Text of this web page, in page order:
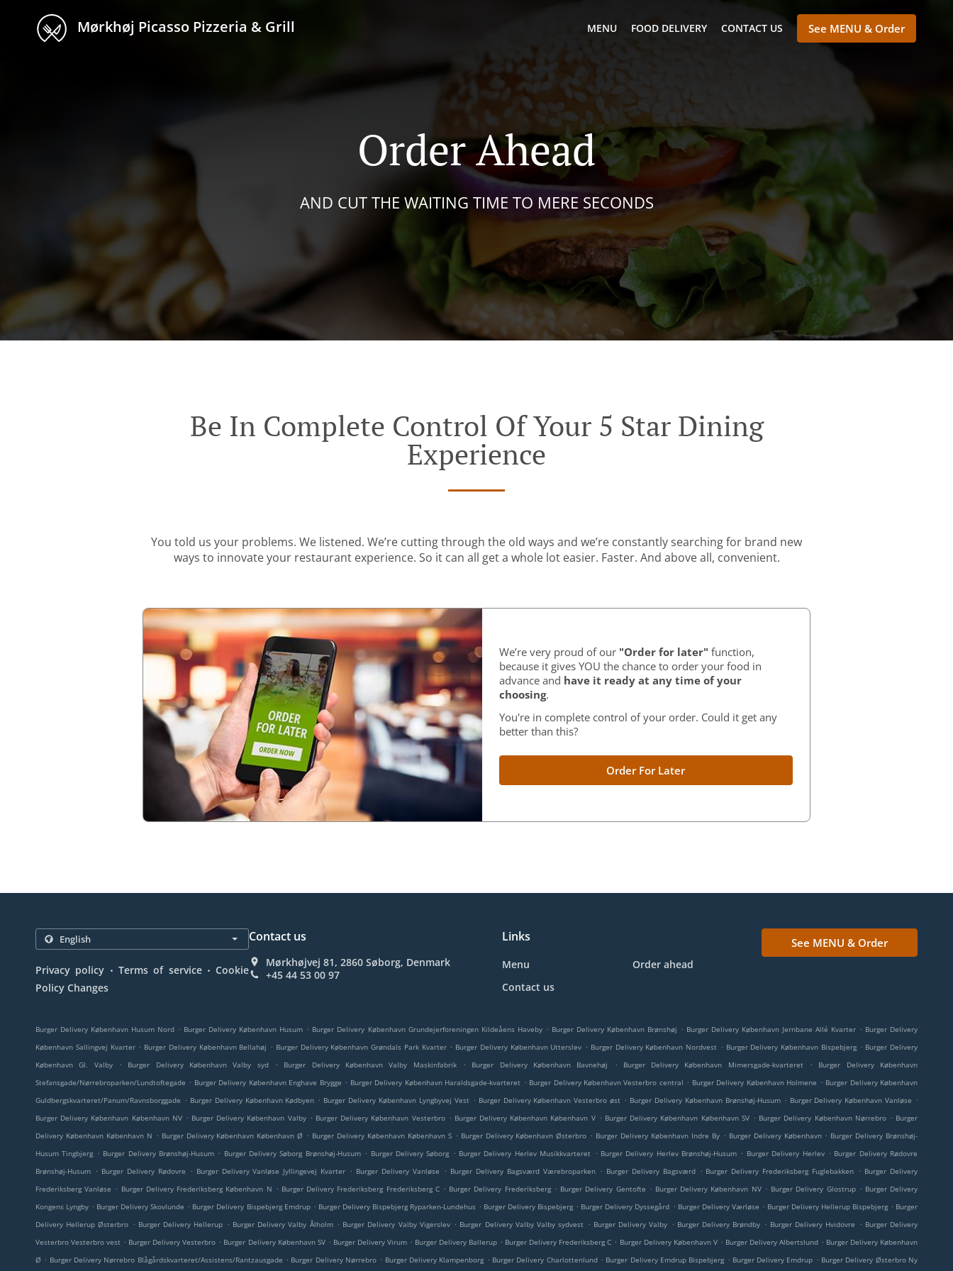
Mørkhøj Picasso Pizzeria & Grill MENU FOOD DELIVERY CONTACT US See MENU & Order
Order Ahead
AND CUT THE WAITING TIME TO MERE SECONDS
Be In Complete Control Of Your 5 Star Dining
Experience
You told us your problems. We listened. We’re cutting through the old ways and we’re constantly searching for brand new
ways to innovate your restaurant experience. So it can all get a whole lot easier. Faster. And above all, convenient.
We’re very proud of our "Order for later" function,
because it gives YOU the chance to order your food in
advance and have it ready at any time of your
choosing.
You're in complete control of your order. Could it get any
better than this?
Order For Later
Privacy policy . Terms of service . Cookie
Policy Changes
Contact us
Mørkhøjvej 81, 2860 Søborg, Denmark
+45 44 53 00 97
Links
Menu
Order ahead
Contact us
See MENU & Order
Burger Delivery København Husum Nord . Burger Delivery København Husum . Burger Delivery København Grundejerforeningen Kildeåens Haveby . Burger Delivery København Brønshøj . Burger Delivery København Jernbane Allé Kvarter . Burger Delivery
København Sallingvej Kvarter . Burger Delivery København Bellahøj . Burger Delivery København Grøndals Park Kvarter . Burger Delivery København Utterslev . Burger Delivery København Nordvest . Burger Delivery København Bispebjerg . Burger Delivery
København Gl. Valby
. Burger Delivery København Valby syd . Burger Delivery København Valby Maskinfabrik . Burger Delivery København Bavnehøj . Burger Delivery København Mimersgade-kvarteret .
Burger Delivery København
Stefansgade/Nørrebroparken/Lundtoftegade . Burger Delivery København Enghave Brygge . Burger Delivery København Haraldsgade-kvarteret . Burger Delivery København Vesterbro central . Burger Delivery København Holmene . Burger Delivery København
Guldbergskvarteret/Panum/Ravnsborggade . Burger Delivery København Kødbyen . Burger Delivery København Lyngbyvej Vest . Burger Delivery København Vesterbro øst . Burger Delivery København Brønshøj-Husum . Burger Delivery København Vanløse .
Burger Delivery København København NV . Burger Delivery København Valby . Burger Delivery København Vesterbro . Burger Delivery København København V . Burger Delivery København København SV . Burger Delivery København Nørrebro . Burger
Delivery København København N . Burger Delivery København København Ø . Burger Delivery København København S . Burger Delivery København Østerbro . Burger Delivery København Indre By . Burger Delivery København . Burger Delivery Brønshøj-
Husum Tingbjerg . Burger Delivery Brønshøj-Husum . Burger Delivery Søborg Brønshøj-Husum . Burger Delivery Søborg . Burger Delivery Herlev Musikkvarteret . Burger Delivery Herlev Brønshøj-Husum . Burger Delivery Herlev . Burger Delivery Rødovre
Brønshøj-Husum . Burger Delivery Rødovre . Burger Delivery Vanløse Jyllingevej Kvarter . Burger Delivery Vanløse . Burger Delivery Bagsværd Værebroparken . Burger Delivery Bagsværd . Burger Delivery Frederiksberg Fuglebakken . Burger Delivery
Frederiksberg Vanløse . Burger Delivery Frederiksberg København N . Burger Delivery Frederiksberg Frederiksberg C . Burger Delivery Frederiksberg . Burger Delivery Gentofte . Burger Delivery København NV . Burger Delivery Glostrup . Burger Delivery
Kongens Lyngby . Burger Delivery Skovlunde . Burger Delivery Bispebjerg Emdrup . Burger Delivery Bispebjerg Ryparken-Lundehus . Burger Delivery Bispebjerg . Burger Delivery Dyssegård . Burger Delivery Værløse . Burger Delivery Hellerup Bispebjerg . Burger
Delivery Hellerup Østerbro . Burger Delivery Hellerup . Burger Delivery Valby Ålholm . Burger Delivery Valby Vigerslev . Burger Delivery Valby Valby sydvest . Burger Delivery Valby . Burger Delivery Brøndby . Burger Delivery Hvidovre . Burger Delivery
Vesterbro Vesterbro vest . Burger Delivery Vesterbro . Burger Delivery København SV . Burger Delivery Virum . Burger Delivery Ballerup . Burger Delivery Frederiksberg C . Burger Delivery København V . Burger Delivery Albertslund . Burger Delivery København
Ø . Burger Delivery Nørrebro Blågårdskvarteret/Assistens/Rantzausgade . Burger Delivery Nørrebro . Burger Delivery Klampenborg . Burger Delivery Charlottenlund . Burger Delivery Emdrup Bispebjerg . Burger Delivery Emdrup . Burger Delivery Østerbro Ny